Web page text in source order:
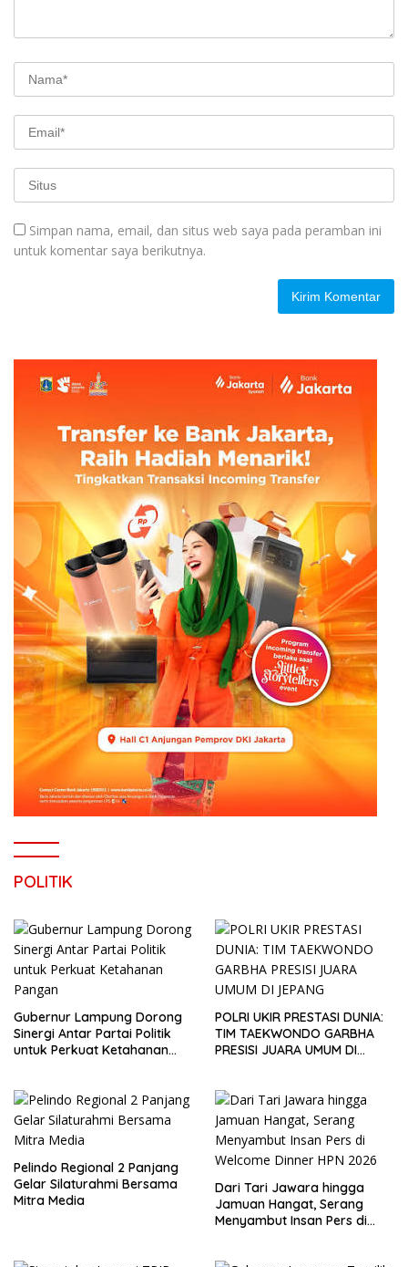
Simpan nama, email, dan situs web saya pada peramban ini
untuk komentar saya berikutnya.
POLITIK
Gubernur Lampung Dorong
Sinergi Antar Partai Politik
untuk Perkuat Ketahanan
POLRI UKIR PRESTASI DUNIA:
TIM TAEKWONDO GARBHA
PRESISI JUARA UMUM DI
Pelindo Regional 2 Panjang
Gelar Silaturahmi Bersama
Mitra Media
Dari Tari Jawara hingga
Jamuan Hangat, Serang
Menyambut Insan Pers di